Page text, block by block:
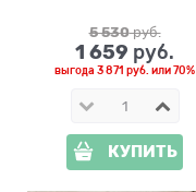
5 530 руб.
1 659 руб.
выгода 3 871 руб. или70%
КУПИТЬ